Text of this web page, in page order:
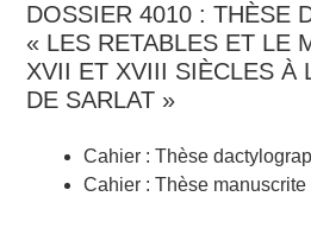
DOSSIER 4010 : THÈSE
« LES RETABLES ET LE
XVII ET XVIII SIÈCLES À
DE SARLAT »
Cahier : Thèse
Cahier : Thèse manuscrite